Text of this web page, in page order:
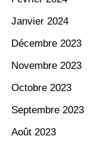
Janvier 2024
Décembre 2023
Novembre 2023
Octobre 2023
Septembre 2023
Août 2023